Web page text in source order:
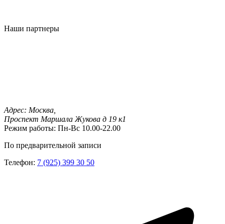
Наши партнеры
Адрес: Москва,
Проспект Маршала Жукова д 19 к1
Режим работы: Пн-Вс 10.00-22.00
По предварительной записи
Телефон: 7 (925) 399 30 50